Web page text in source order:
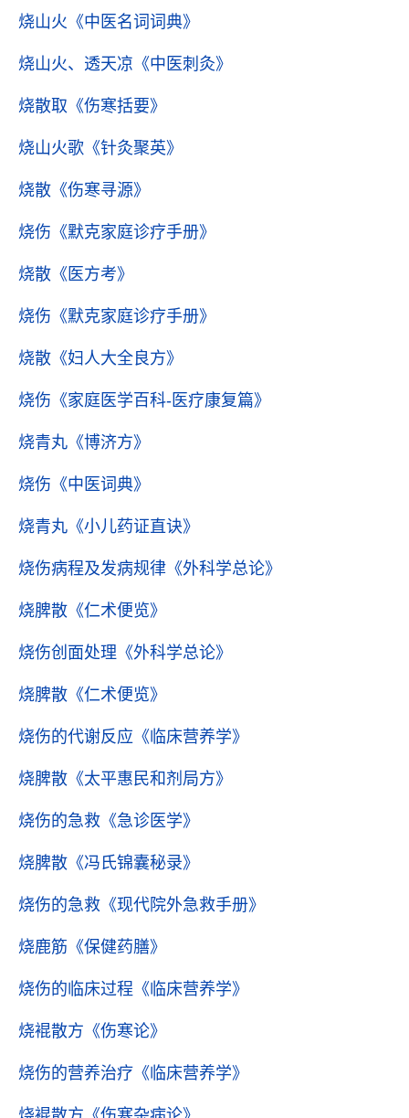
烧山火 《中医名词词典》
烧山火、透天凉 《中医刺灸》
烧散取 《伤寒括要》
烧山火歌 《针灸聚英》
烧散 《伤寒寻源》
烧伤 《默克家庭诊疗手册》
烧散 《医方考》
烧伤 《默克家庭诊疗手册》
烧散 《妇人大全良方》
烧伤 《家庭医学百科-医疗康复篇》
烧青丸 《博济方》
烧伤 《中医词典》
烧青丸 《小儿药证直诀》
烧伤病程及发病规律 《外科学总论》
烧脾散 《仁术便览》
烧伤创面处理 《外科学总论》
烧脾散 《仁术便览》
烧伤的代谢反应 《临床营养学》
烧脾散 《太平惠民和剂局方》
烧伤的急救 《急诊医学》
烧脾散 《冯氏锦囊秘录》
烧伤的急救 《现代院外急救手册》
烧鹿筋 《保健药膳》
烧伤的临床过程 《临床营养学》
烧裩散方 《伤寒论》
烧伤的营养治疗 《临床营养学》